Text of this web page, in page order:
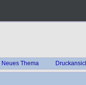
Neues Thema